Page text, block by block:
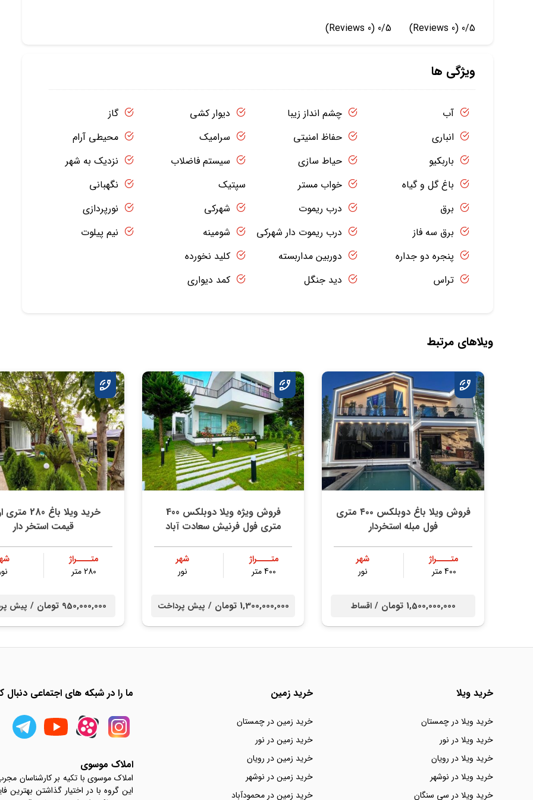
0/5
(0 Reviews)
0/5
(0 Reviews)
ویژگی ها
آب
انباری
باربکیو
باغ گل و گیاه
برق
برق سه فاز
پنجره دو جداره
تراس
چشم انداز زیبا
حفاظ امنیتی
حیاط سازی
خواب مستر
درب ریموت
درب ریموت دار شهرکی
دوربین مداربسته
دید جنگل
دیوار کشی
سرامیک
سیستم فاضلاب
سپتیک
شهرکی
شومینه
کلید نخورده
کمد دیواری
گاز
محیطی آرام
نزدیک به شهر
نگهبانی
نورپردازی
نیم پیلوت
ویلاهای مرتبط
فروش ویلا باغ دوبلکس ۴۰۰ متری
فول مبله استخردار
متــــراژ
400 متر
شهر
نور
1,500,000,000 تومان / اقساط
فروش ویژه ویلا دوبلکس 400
متری فول فرنیش سعادت آباد
متــــراژ
400 متر
شهر
نور
1,300,000,000 تومان / پیش پرداخت
خرید ویلا باغ
قیمت استخر دار
متــــراژ
280 متر
950,000,000 تومان / پیش
خرید ویلا
خرید ویلا در چمستان
خرید ویلا در نور
خرید ویلا در رویان
خرید ویلا در نوشهر
خرید ویلا در سی سنگان
خرید زمین
خرید زمین در چمستان
خرید زمین در نور
خرید زمین در رویان
خرید زمین در نوشهر
خرید زمین در محمودآباد
ما را در شبکه های اجتماعی دنبال
املاک موسوی
املاک موسوی با تکیه بر کارشناسان
این گروه با در اختیار گذاشتن بهترین